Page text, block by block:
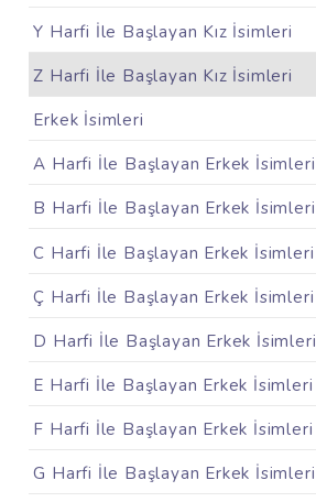
Y Harfi İle Başlayan Kız İsimleri
Z Harfi İle Başlayan Kız İsimleri
Erkek İsimleri
A Harfi İle Başlayan Erkek İsimleri
B Harfi İle Başlayan Erkek İsimleri
C Harfi İle Başlayan Erkek İsimleri
Ç Harfi İle Başlayan Erkek İsimleri
D Harfi İle Başlayan Erkek İsimleri
E Harfi İle Başlayan Erkek İsimleri
F Harfi İle Başlayan Erkek İsimleri
G Harfi İle Başlayan Erkek İsimleri